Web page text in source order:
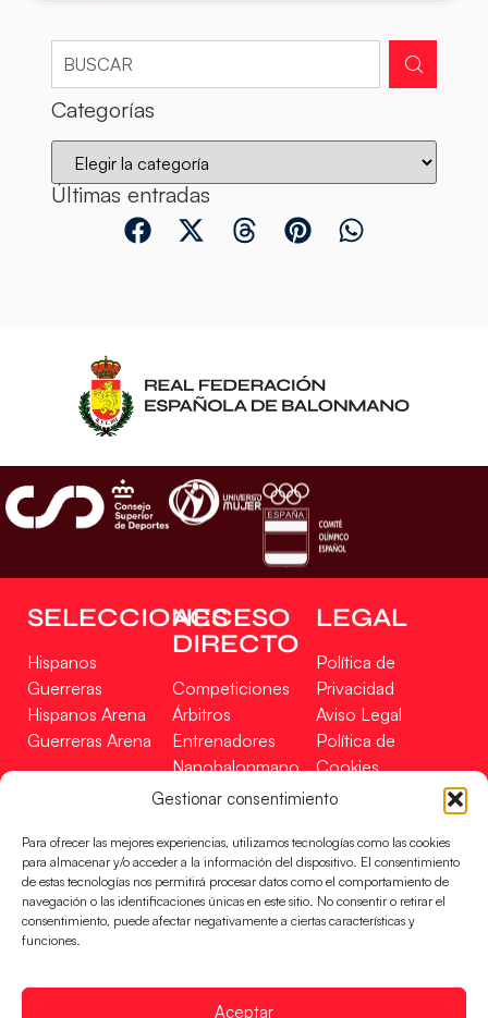
Gestionar consentimiento
Para ofrecer las mejores experiencias, utilizamos tecnologías como las cookies
para almacenar y/o acceder a la información del dispositivo. El consentimiento
de estas tecnologías nos permitirá procesar datos como el comportamiento de
navegación o las identificaciones únicas en este sitio. No consentir o retirar el
consentimiento, puede afectar negativamente a ciertas características y
funciones.
Aceptar
Categorías
Últimas entradas
SELECCIONES
Hispanos
Guerreras
Hispanos Arena
Guerreras Arena
ACCESO
DIRECTO
Competiciones
Árbitros
Entrenadores
Nanobalonmano
Tienda
LEGAL
Política de
Privacidad
Aviso Legal
Política de
Cookies
Mapa Web
Incidencias
CONTACTO
EN
FINANCIADO